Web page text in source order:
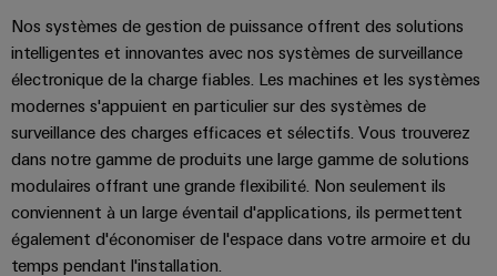
de
l'eau
et
des
eaux
usées
Solutions
pour
l'industrie
de
Solutions
Workplace
et
accessoires
Outils
Machines
Nos systèmes de gestion de puissance offrent des solutions
intelligentes et innovantes avec nos systèmes de surveillance
électronique de la charge fiables. Les machines et les systèmes
modernes s'appuient en particulier sur des systèmes de
surveillance des charges efficaces et sélectifs. Vous trouverez
dans notre gamme de produits une large gamme de solutions
modulaires offrant une grande flexibilité. Non seulement ils
conviennent à un large éventail d'applications, ils permettent
également d'économiser de l'espace dans votre armoire et du
temps pendant l'installation.